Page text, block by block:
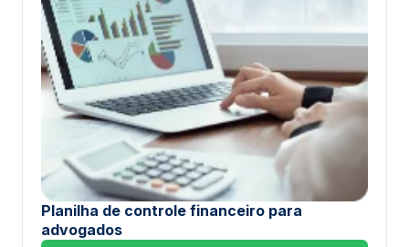
Planilha de controle financeiro para
advogados